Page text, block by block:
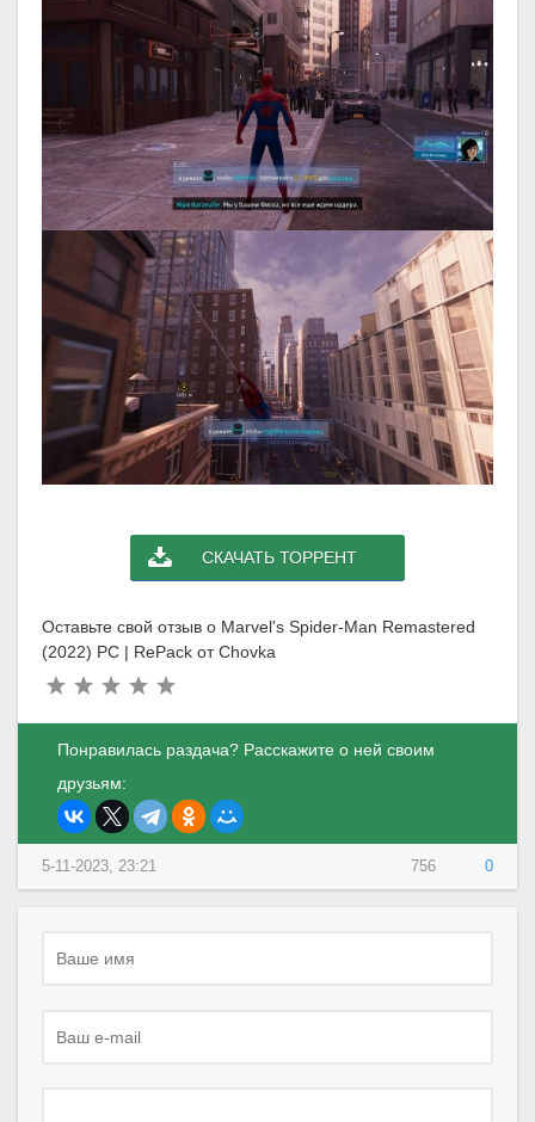
СКАЧАТЬ ТОРРЕНТ
Оставьте свой отзыв о Marvel's Spider-Man Remastered
(2022) PC | RePack от Chovka
Понравилась раздача? Расскажите о ней своим
друзьям:
756 0
5-11-2023, 23:21